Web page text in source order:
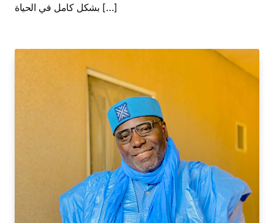
بشكل كامل في الحياة […]